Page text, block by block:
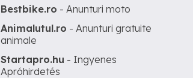
Bestbike.ro - Anunturi moto
Animalutul.ro - Anunturi gratuite
animale
Startapro.hu - Ingyenes
Apróhirdetés